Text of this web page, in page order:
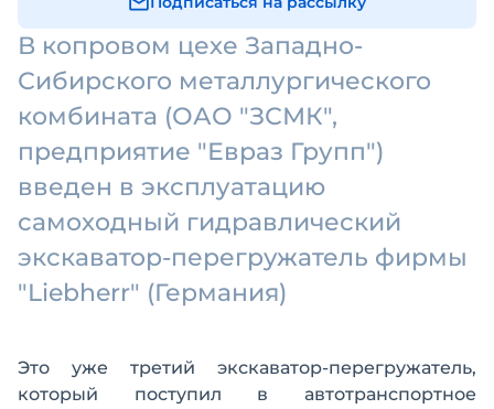
В копровом цехе Западно-
Сибирского металлургического
комбината (ОАО "ЗСМК",
предприятие "Евраз Групп")
введен в эксплуатацию
самоходный гидравлический
экскаватор-перегружатель фирмы
"Liebherr" (Германия)
Это уже третий экскаватор-перегружатель,
который поступил в автотранспортное